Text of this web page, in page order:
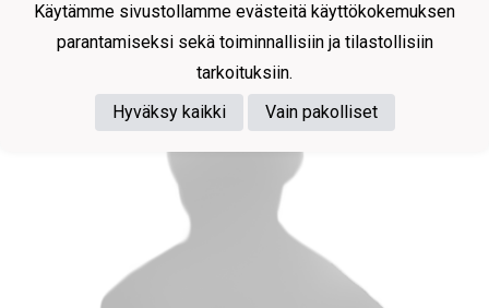
Käytämme sivustollamme evästeitä käyttökokemuksen
parantamiseksi sekä toiminnallisiin ja tilastollisiin
tarkoituksiin.
Hyväksy kaikki
Vain pakolliset